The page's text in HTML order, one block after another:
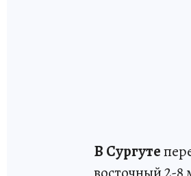
В Сургуте